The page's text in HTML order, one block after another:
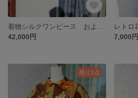
42,000円
7,000円
残り1点